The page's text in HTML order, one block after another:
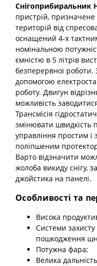
Снігоприбиральник
пристрій,
територій від
оснащений 4-х
номінальною
ємністю в 5 літрів
безперервної роботи.
допомогою
роботу. Двигун
можливість
Трансмісія
змінювати швидкість
управління простим і
поліпшеним
Варто відзначити
жолоба викиду снігу,
джойстика на панелі.
Особливості та
Висока
Системи
пошкодження
Потужна фара;
Велика